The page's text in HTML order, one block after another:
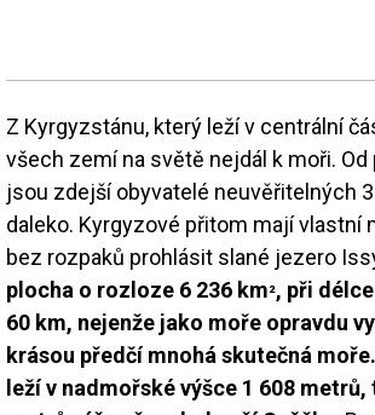
Z Kyrgyzstánu, který leží v centrální
všech zemí na světě nejdál k moři. Od
jsou zdejší obyvatelé neuvěřitelných
daleko. Kyrgyzové přitom mají vlastní
bez rozpaků prohlásit slané jezero
plocha o rozloze 6 236 km², při
60 km, nejenže jako moře opravdu
krásou předčí mnohá skutečná
leží v nadmořské výšce 1 608 metrů,